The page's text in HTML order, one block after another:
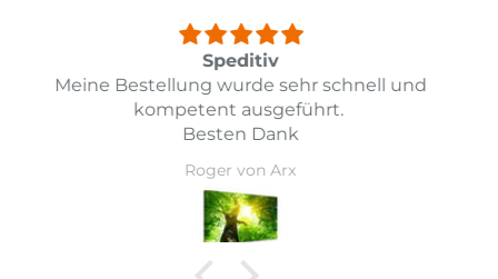
Top
Top Lieferung und Preis Leistung
Daniel Guarda